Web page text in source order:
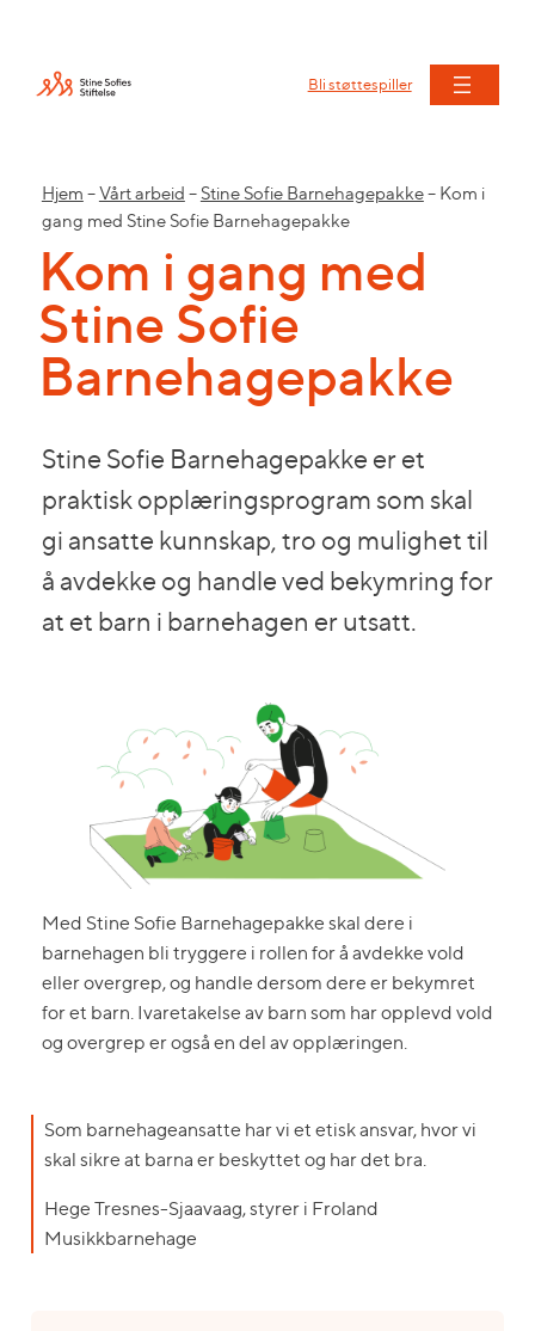
Bli støttespiller
Hjem –Vårt arbeid – Stine Sofie Barnehagepakke– Kom i
gang med Stine Sofie Barnehagepakke
Kom i gang med
Stine Sofie
Barnehagepakke
Stine Sofie Barnehagepakke er et
praktisk opplæringsprogram som skal
gi ansatte kunnskap, tro og mulighet til
å avdekke og handle ved bekymring for
at et barn i barnehagen er utsatt.
Med Stine Sofie Barnehagepakke skal dere i
barnehagen bli tryggere i rollen for å avdekke vold
eller overgrep, og handle dersom dere er bekymret
for et barn. Ivaretakelse av barn som har opplevd vold
og overgrep er også en del av opplæringen.
Som barnehageansatte har vi et etisk ansvar, hvor vi
skal sikre at barna er beskyttet og har det bra.
Hege Tresnes-Sjaavaag, styrer i Froland
Musikkbarnehage